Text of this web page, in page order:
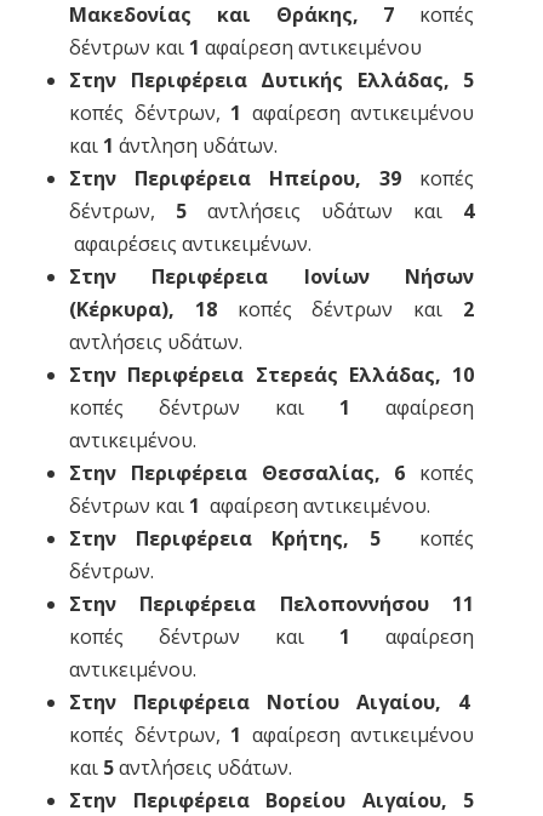
Μακεδονίας και Θράκης, 7 κοπές
δέντρων και 1 αφαίρεση αντικειμένου
Στην Περιφέρεια Δυτικής Ελλάδας, 5
κοπές δέντρων, 1 αφαίρεση αντικειμένου
και 1 άντληση υδάτων.
Στην Περιφέρεια Ηπείρου, 39 κοπές
δέντρων, 5 αντλήσεις υδάτων και 4
αφαιρέσεις αντικειμένων.
Στην Περιφέρεια Ιονίων Νήσων
(Κέρκυρα), 18κοπές δέντρων και 2
αντλήσεις υδάτων.
Στην Περιφέρεια Στερεάς Ελλάδας, 10
κοπές δέντρων και 1 αφαίρεση
αντικειμένου.
Στην Περιφέρεια Θεσσαλίας, 6 κοπές
δέντρων και 1 αφαίρεση αντικειμένου.
Στην Περιφέρεια Κρήτης, 5κοπές
δέντρων.
Στην Περιφέρεια Πελοποννήσου 11
κοπές δέντρων και 1 αφαίρεση
αντικειμένου.
Στην Περιφέρεια Νοτίου Αιγαίου, 4
κοπές δέντρων, 1 αφαίρεση αντικειμένου
και 5αντλήσεις υδάτων.
Στην Περιφέρεια Βορείου Αιγαίου, 5